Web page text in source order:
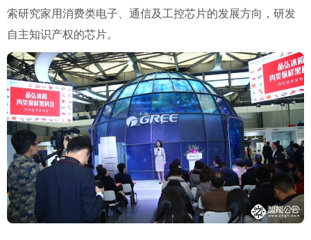
索研究家用消费类电子、通信及工控芯片的发展方向，研发
自主知识产权的芯片。